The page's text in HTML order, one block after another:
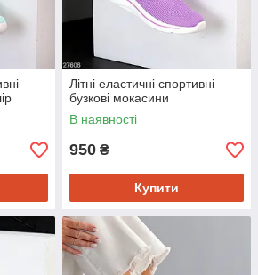
Літні еластичні спортивні
бузкові мокасини
В наявності
950 ₴
Купити